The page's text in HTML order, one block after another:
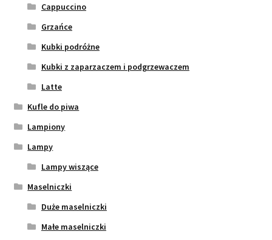
Cappuccino
Grzańce
Kubki podróżne
Kubki z zaparzaczem i podgrzewaczem
Latte
Kufle do piwa
Lampiony
Lampy
Lampy wiszące
Maselniczki
Duże maselniczki
Małe maselniczki